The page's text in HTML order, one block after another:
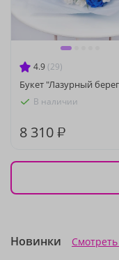
4.9 (29)
Букет "Лазурный
В наличии
8 310 ₽
Новинки Смотреть